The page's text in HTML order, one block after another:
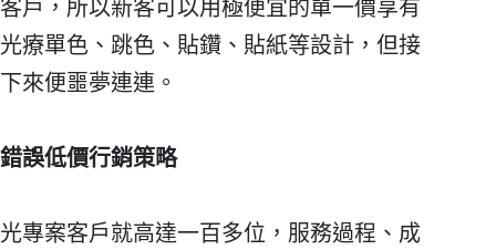
光療單色、跳色、貼鑽、貼紙等設計，但接
下來便噩夢連連。
錯誤低價行銷策略
光專案客戶就高達一百多位，服務過程、成